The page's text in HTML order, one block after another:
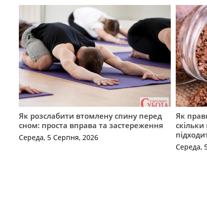
Як розслабити втомлену спину перед
сном: проста вправа та застереження
Середа, 5 Серпня, 2026
Як
Середа,